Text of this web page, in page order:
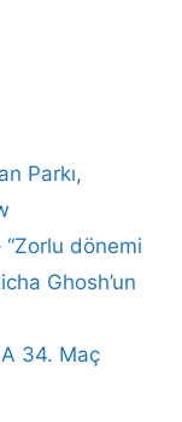
Parkı,
“Zorlu dönemi
Ghosh’un
34. Maç